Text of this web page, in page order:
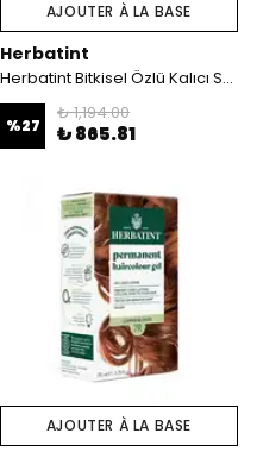
AJOUTER À LA BASE
Herbatint
Herbatint Bitkisel Özlü Kalıcı Saç Boyası | Doğal Açık Kumral (Blond Clair 8N) 170 ml
%27
₺ 1,194.00
₺ 865.81
AJOUTER À LA BASE